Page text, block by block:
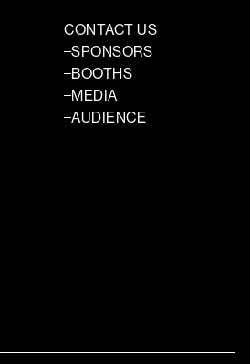
CONTACT US
SPONSORS
BOOTHS
MEDIA
AUDIENCE